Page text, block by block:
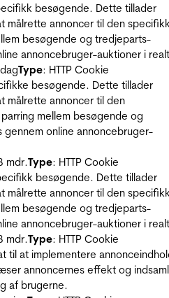
besøgende. Dette tillader
målrette annoncer til den
besøgende og tredjeparts-
annoncebruger-auktioner i
Type: HTTP Cookie
besøgende. Dette tillader
målrette annoncer til den
mellem besøgende og
online annoncebruger-
mdr.Type: HTTP Cookie
besøgende. Dette tillader
målrette annoncer til den
besøgende og tredjeparts-
annoncebruger-auktioner i
mdr.Type: HTTP Cookie
til at implementere
annoncernes effekt og
af brugerne.